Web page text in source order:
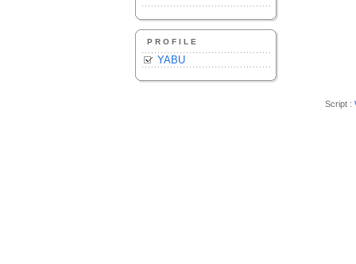
PROFILE
YABU
Script :